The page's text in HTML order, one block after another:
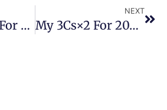
School’s Out For Summer!!
NEXT
My 3Cs×2 For 2022!!